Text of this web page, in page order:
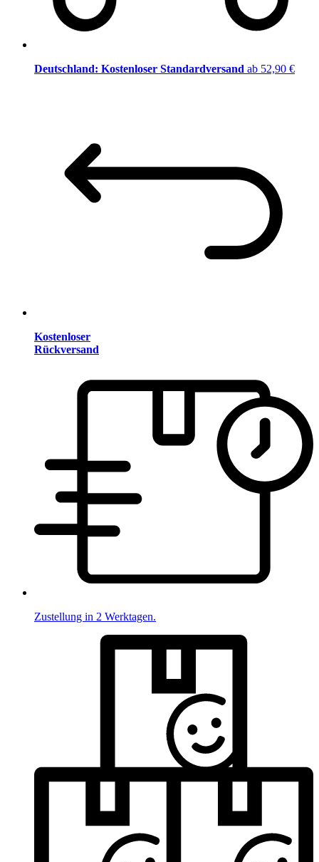
Deutschland: Kostenloser Standardversand ab 52,90 €
Kostenloser
Rückversand
Zustellung in 2 Werktagen.